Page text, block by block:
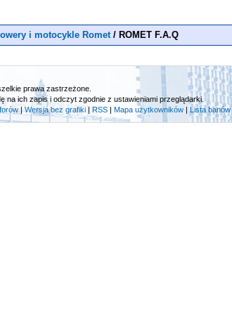
i motocykle Romet / ROMET F.A.Q
prawa zastrzeżone.
ich zapis i odczyt zgodnie z ustawieniami przeglądarki.
|Wersja bez grafiki RSS Mapa użytkowników |Lista banów